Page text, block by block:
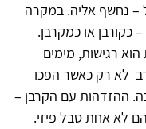
– נחשף אליה. במקרה
כקורבן או כמקרבן.
רגישות, מימים
רב לא רק כאשר הפכו
ההזדהות עם הקרבן –
לא אחת סבל פיזי.